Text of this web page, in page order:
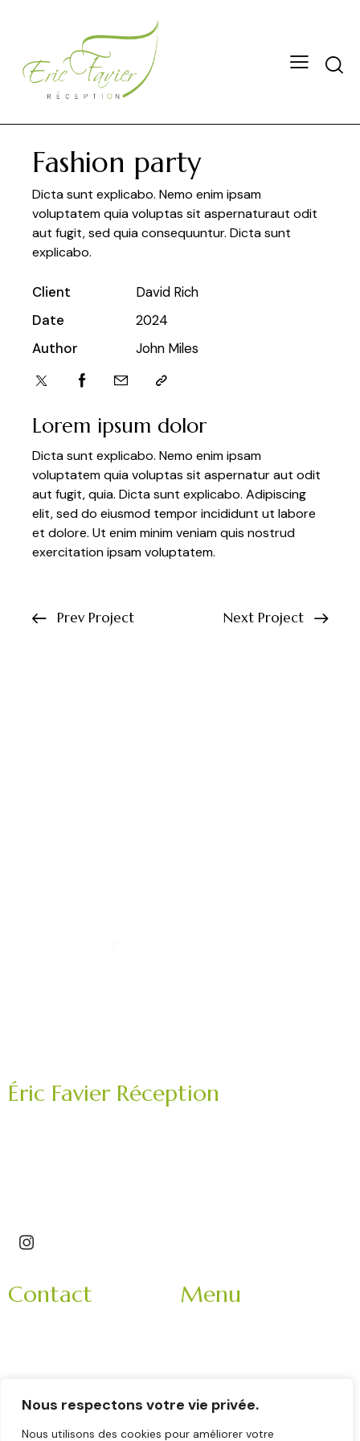
Nous respectons votre vie privée.
Nous utilisons des cookies pour améliorer votre
Fashion party
Lorem ipsum dolor
Dicta sunt explicabo. Nemo enim ipsam
voluptatem quia voluptas sit aspernatur aut odit
aut fugit, quia. Dicta sunt explicabo. Adipiscing
elit, sed do eiusmod tempor incididunt ut labore
et dolore. Ut enim minim veniam quis nostrud
exercitation ipsam voluptatem.
Dicta sunt explicabo. Nemo enim ipsam
voluptatem quia voluptas sit aspernaturaut odit
aut fugit, sed quia consequuntur. Dicta sunt
explicabo.
Client
David Rich
Date
2024
Author
John Miles
Prev Project Next Project
Éric Favier Réception
Contact
9h-18h
Veuillez nous contacter
Menu
Evènement
Nos partenaires